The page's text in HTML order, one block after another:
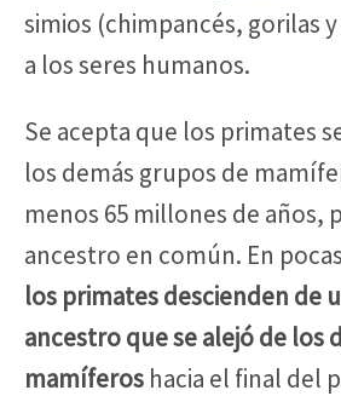
simios (chimpancés, gorilas
a los seres humanos.
Se acepta que los primates
los demás grupos de
menos 65 millones de años,
ancestro en común. En
los primates descienden de
ancestro que se alejó de los
mamíferos hacia el final del